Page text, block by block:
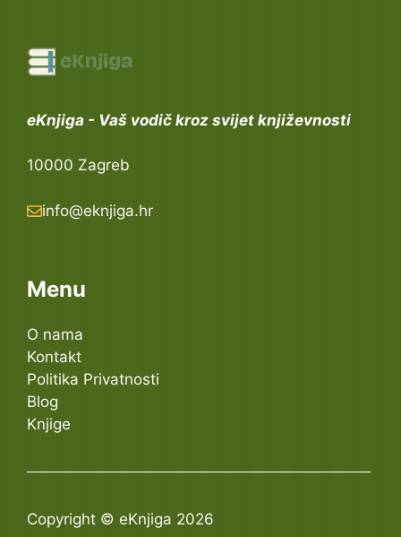
eKnjiga - Vaš vodič kroz svijet književnosti
10000 Zagreb
info@eknjiga.hr
Menu
O nama
Kontakt
Politika Privatnosti
Blog
Knjige
Copyright © eKnjiga 2026